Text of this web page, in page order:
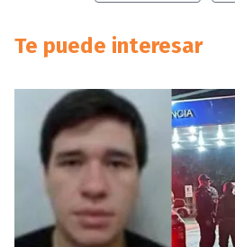
Te puede interesar